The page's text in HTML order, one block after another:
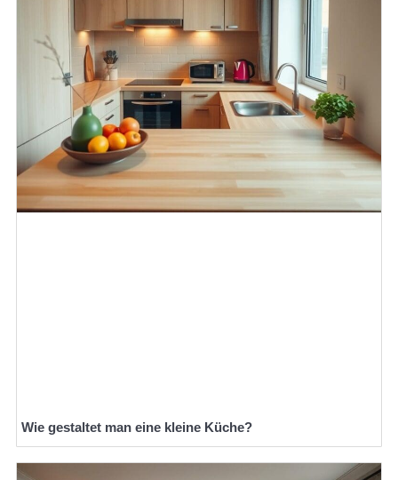
Wie gestaltet man eine kleine Küche?